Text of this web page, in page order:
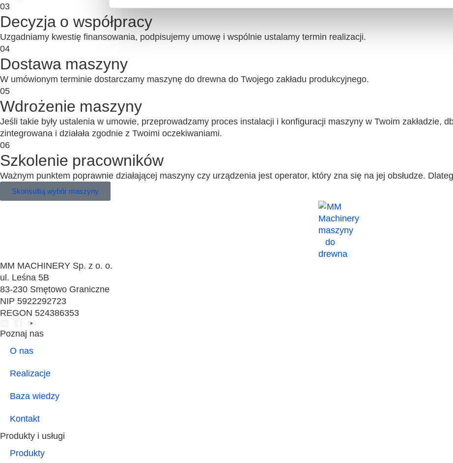
03
Decyzja o współpracy
Uzgadniamy kwestię finansowania, podpisujemy umowę i wspólnie ustalamy termin realizacji.
04
Dostawa maszyny
W umówionym terminie dostarczamy maszynę do drewna do Twojego zakładu produkcyjnego.
05
Wdrożenie maszyny
Jeśli takie były ustalenia w umowie, przeprowadzamy proces instalacji i konfiguracji maszyny w Twoim zakładzie,
zintegrowana i działała zgodnie z Twoimi oczekiwaniami.
06
Szkolenie pracowników
Ważnym punktem poprawnie działającej maszyny czy urządzenia jest operator, który zna się na jej obsłudze.
Skonsultuj wybór maszyny
MM MACHINERY Sp. z o. o.
ul. Leśna 5B
83-230 Smętowo Graniczne
NIP 5922292723
REGON 524386353
Poznaj nas
O nas
Realizacje
Baza wiedzy
Kontakt
Produkty i usługi
Produkty